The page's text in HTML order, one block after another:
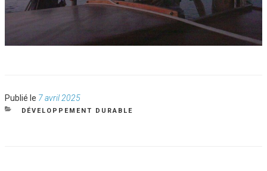
Publié le Publié
le
7 avril 2025
CATÉGORIES
DÉVELOPPEMENT DURABLE